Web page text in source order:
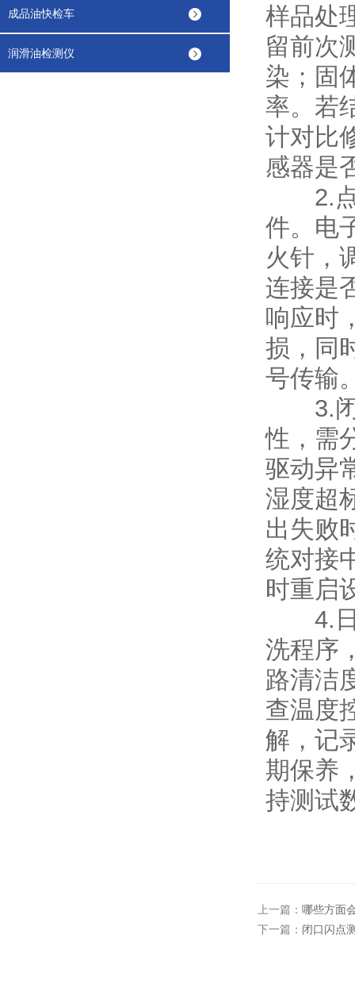
成品油快检车
润滑油检测仪
样品处
留前次
染；固
率。若
计对比
感器是
2.点
件。电
火针，
连接是
响应时
损，同
号传输
3.闭
性，需
驱动异
湿度超
出失败
统对接
时重启
4.日
洗程序
路清洁
查温度
解，记
期保养
持测试
上一篇： 哪些方面
下一篇： 闭口闪点